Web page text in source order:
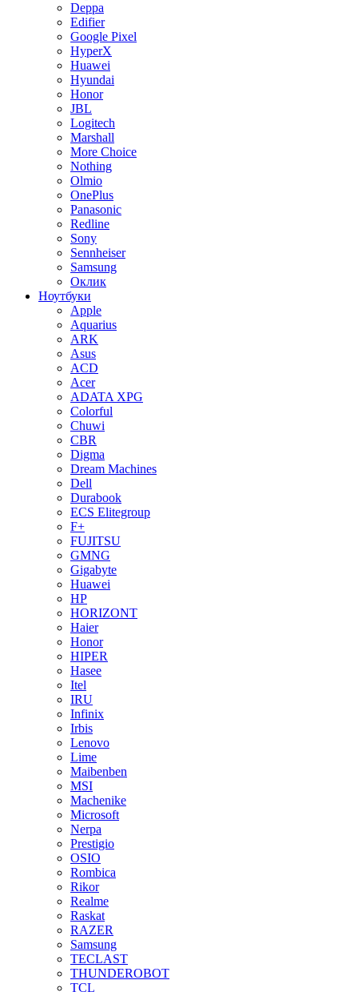
Deppa
Edifier
Google Pixel
HyperX
Huawei
Hyundai
Honor
JBL
Logitech
Marshall
More Choice
Nothing
Olmio
OnePlus
Panasonic
Redline
Sony
Sennheiser
Samsung
Оклик
Ноутбуки
Apple
Aquarius
ARK
Asus
ACD
Acer
ADATA XPG
Colorful
Chuwi
CBR
Digma
Dream Machines
Dell
Durabook
ECS Elitegroup
F+
FUJITSU
GMNG
Gigabyte
Huawei
HP
HORIZONT
Haier
Honor
HIPER
Hasee
Itel
IRU
Infinix
Irbis
Lenovo
Lime
Maibenben
MSI
Machenike
Microsoft
Nerpa
Prestigio
OSIO
Rombica
Rikor
Realme
Raskat
RAZER
Samsung
TECLAST
THUNDEROBOT
TCL